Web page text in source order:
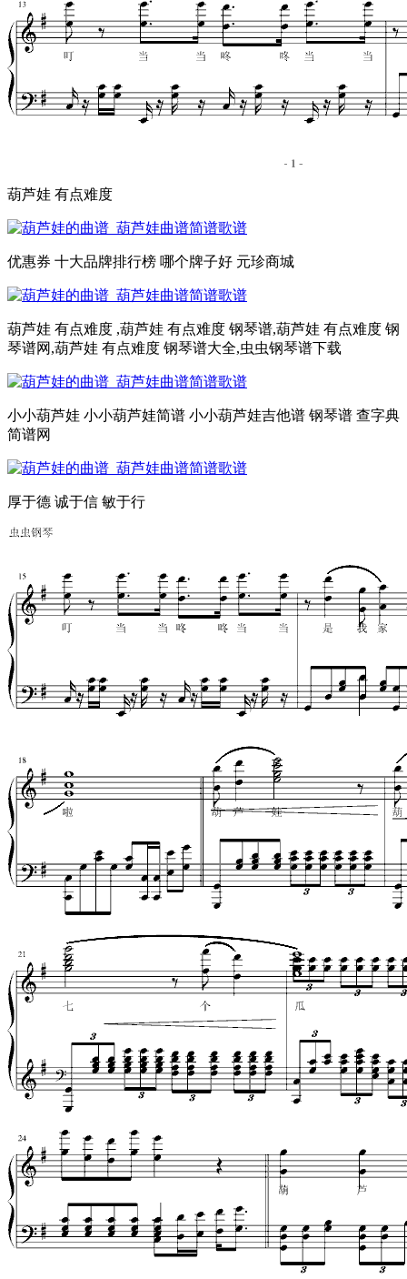
葫芦娃 有点难度
优惠券 十大品牌排行榜 哪个牌子好 元珍商城
葫芦娃 有点难度 ,葫芦娃 有点难度 钢琴谱,葫芦娃 有点难度 钢
琴谱网,葫芦娃 有点难度 钢琴谱大全,虫虫钢琴谱下载
小小葫芦娃 小小葫芦娃简谱 小小葫芦娃吉他谱 钢琴谱 查字典
简谱网
厚于德 诚于信 敏于行